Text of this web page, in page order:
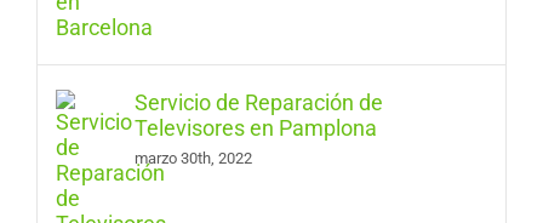
Servicio de Reparación de
Televisores en Pamplona
marzo 30th, 2022